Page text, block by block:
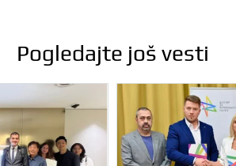
Pogledajte još vesti